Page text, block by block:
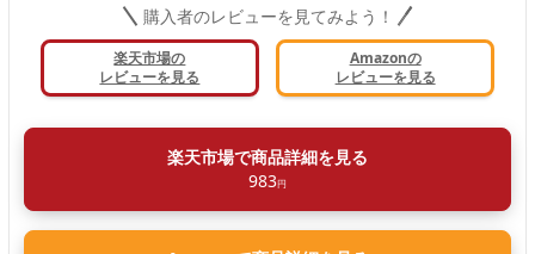
購入者のレビューを見てみよう！
楽天市場の
レビューを見る
Amazonの
レビューを見る
楽天市場で商品詳細を見る
983円